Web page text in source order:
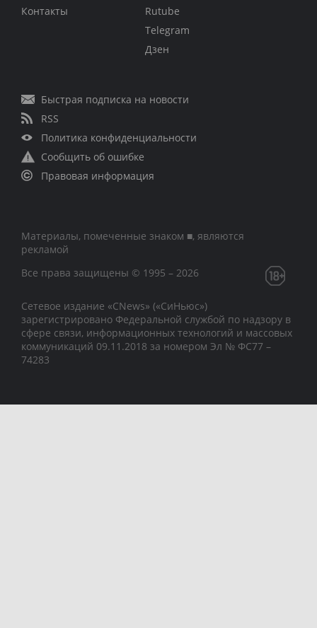
Контакты
Rutube
Telegram
Дзен
Быстрая подписка на новости
RSS
Политика конфиденциальности
Сообщить об ошибке
Правовая информация
Материалы, помеченные знаком ■, являются
рекламой
Все права защищены © 1995 – 2026
Сетевое издание «CNews» («СиНьюс»)
зарегистрировано Федеральной службой по надзору в
сфере связи, информационных технологий и массовых
коммуникаций 09.11.2018 за номером Эл № ФС77 –
74283